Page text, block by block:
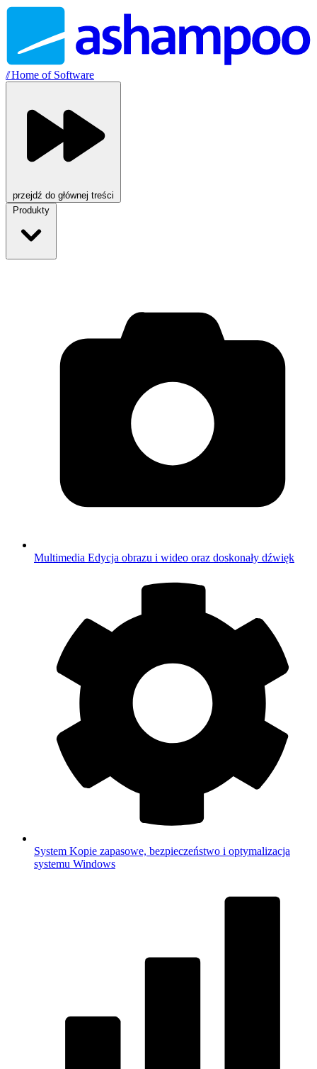
//Home of Software
przejdź do głównej treści
Produkty
Multimedia Edycja obrazu i wideo oraz doskonały dźwięk
System Kopie zapasowe, bezpieczeństwo i optymalizacja
systemu Windows